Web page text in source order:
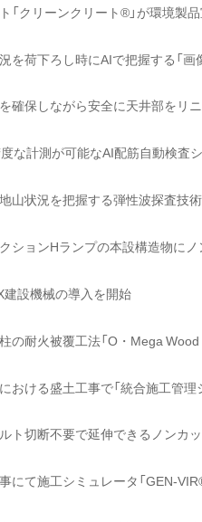
「クリーンクリート®」が環境製
を荷下ろし時にAIで把握する「
確保しながら安全に天井部をリ
な計測が可能なAI配筋自動検査
山状況を把握する弾性波探査技
ションHランプの本設構造物に
設機械の導入を開始
の耐火被覆工法「O・Mega
おける盛土工事で「統合施工管理
ト切断不要で延伸できるノンカ
にて施工シミュレータ「GEN-